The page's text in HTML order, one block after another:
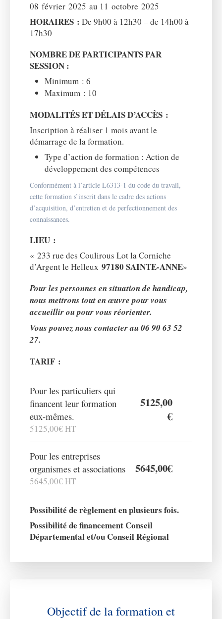
08 février 2025 au 11 octobre 2025
HORAIRES : De 9h00 à 12h30 – de 14h00 à
17h30
NOMBRE DE PARTICIPANTS PAR
SESSION :
Minimum : 6
Maximum : 10
MODALITÉS ET DÉLAIS D’ACCÈS :
Inscription à réaliser 1 mois avant le
démarrage de la formation.
Type d’action de formation : Action de
développement des compétences
Conformément à l’article L6313-1 du code du travail,
cette formation s’inscrit dans le cadre des actions
d’acquisition, d’entretien et de perfectionnement des
connaissances.
LIEU :
« 233 rue des Coulirous Lot la Corniche
d’Argent le Helleux 97180 SAINTE-ANNE»
Pour les personnes en situation de handicap,
nous mettrons tout en œuvre pour vous
accueillir ou pour vous réorienter.
Vous pouvez nous contacter au 06 90 63 52
27.
TARIF :
Pour les particuliers qui
financent leur formation
eux-mêmes.
5125,00€ HT
5125,00
€
Pour les entreprises
organismes et associations
5645,00€ HT
5645,00€
Possibilité de règlement en plusieurs fois.
Possibilité de financement Conseil
Départemental et/ou Conseil Régional
Objectif de la formation et